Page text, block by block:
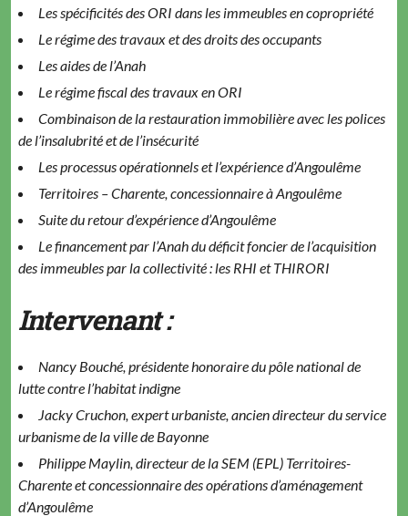
Les spécificités des ORI dans les immeubles en copropriété
Le régime des travaux et des droits des occupants
Les aides de l’Anah
Le régime fiscal des travaux en ORI
Combinaison de la restauration immobilière avec les polices
de l’insalubrité et de l’insécurité
Les processus opérationnels et l’expérience d’Angoulême
Territoires – Charente, concessionnaire à Angoulême
Suite du retour d’expérience d’Angoulême
Le financement par l’Anah du déficit foncier de l’acquisition
des immeubles par la collectivité : les RHI et THIRORI
Intervenant :
Nancy Bouché, présidente honoraire du pôle national de
lutte contre l’habitat indigne
Jacky Cruchon, expert urbaniste, ancien directeur du service
urbanisme de la ville de Bayonne
Philippe Maylin, directeur de la SEM (EPL) Territoires-
Charente et concessionnaire des opérations d’aménagement
d’Angoulême